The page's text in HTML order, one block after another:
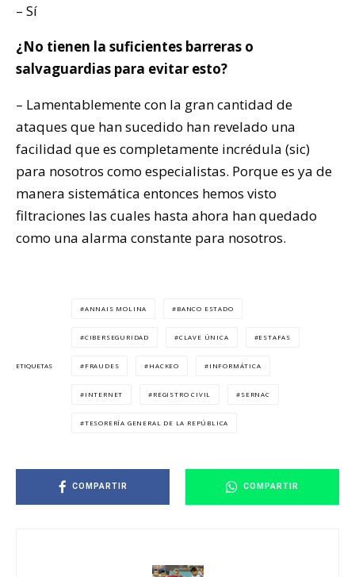
– Sí
¿No tienen la suficientes barreras o
salvaguardias para evitar esto?
– Lamentablemente con la gran cantidad de
ataques que han sucedido han revelado una
facilidad que es completamente incrédula (sic)
para nosotros como especialistas. Porque es ya de
manera sistemática entonces hemos visto
filtraciones las cuales hasta ahora han quedado
como una alarma constante para nosotros.
ETIQUETAS
ANNAIS MOLINA BANCO ESTADO
CIBERSEGURIDAD CLAVE ÚNICA ESTAFAS
FRAUDES HACKEO INFORMÁTICA
INTERNET REGISTRO CIVIL SERNAC
TESORERÍA GENERAL DE LA REPÚBLICA
COMPARTIR COMPARTIR